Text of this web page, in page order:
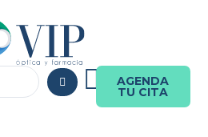
AGENDA
TU CITA